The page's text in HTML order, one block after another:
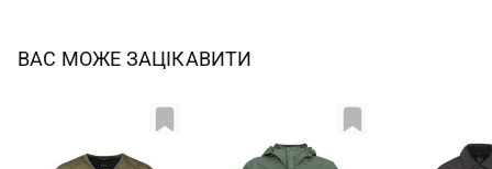
ВАС МОЖЕ ЗАЦІКАВИТИ